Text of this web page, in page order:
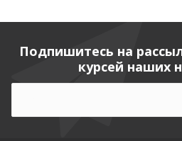
Подпишитесь на
курсей наших